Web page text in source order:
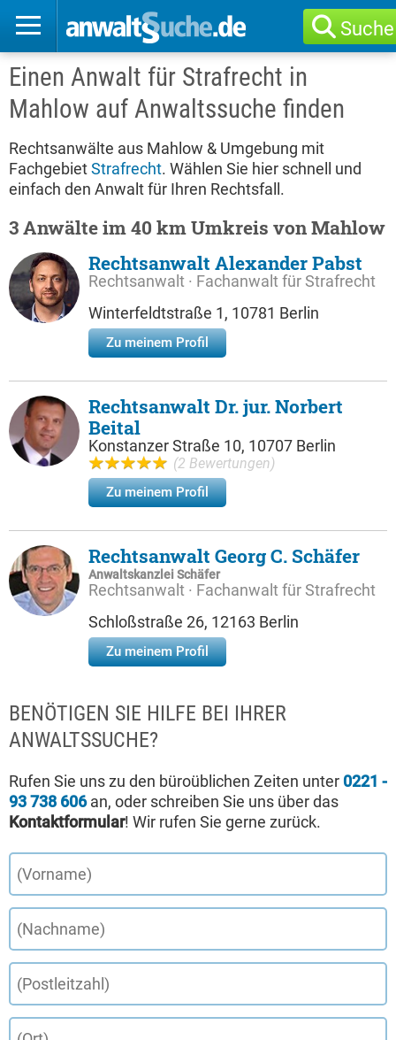
Suche
Einen Anwalt für Strafrecht in
Mahlow auf Anwaltssuche finden
Rechtsanwälte aus Mahlow & Umgebung mit
FachgebietStrafrecht. Wählen Sie hier schnell und
einfach den Anwalt für Ihren Rechtsfall.
3 Anwälte im 40 km Umkreis von Mahlow
Rechtsanwalt Alexander Pabst
Rechtsanwalt · Fachanwalt für Strafrecht
Winterfeldtstraße 1, 10781 Berlin
Zu meinem Profil
Rechtsanwalt Dr. jur. Norbert
Beital
Konstanzer Straße 10, 10707 Berlin
(2 Bewertungen)
Zu meinem Profil
Rechtsanwalt Georg C. Schäfer
Anwaltskanzlei Schäfer
Rechtsanwalt · Fachanwalt für Strafrecht
Schloßstraße 26, 12163 Berlin
Zu meinem Profil
BENÖTIGEN SIE HILFE BEI IHRER
ANWALTSSUCHE?
Rufen Sie uns zu den büroüblichen Zeiten unter 0221 -
93 738 606an, oder schreiben Sie uns über das
Kontaktformular! Wir rufen Sie gerne zurück.